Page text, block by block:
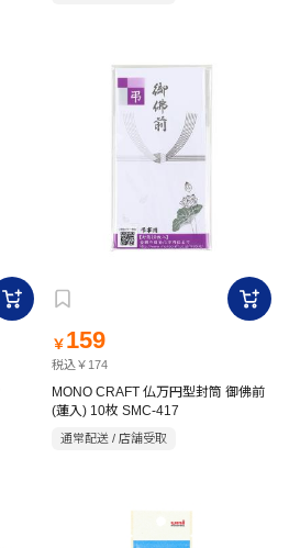
￥ 159
税込￥174
MONO CRAFT 仏万円型封筒 御佛前
(蓮入) 10枚 SMC-417
通常配送 / 店舗受取